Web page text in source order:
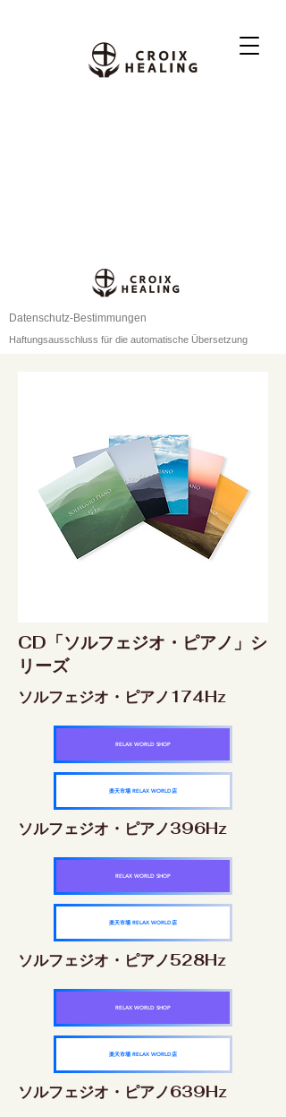
Datenschutz-Bestimmungen
Haftungsausschluss für die automatische Übersetzung
CD「ソルフェジオ・ピアノ」シ
リーズ
ソルフェジオ・ピアノ174Hz
RELAX WORLD SHOP
楽天市場 RELAX WORLD店
ソルフェジオ・ピアノ396Hz
RELAX WORLD SHOP
楽天市場 RELAX WORLD店
ソルフェジオ・ピアノ528Hz
RELAX WORLD SHOP
楽天市場 RELAX WORLD店
ソルフェジオ・ピアノ639Hz